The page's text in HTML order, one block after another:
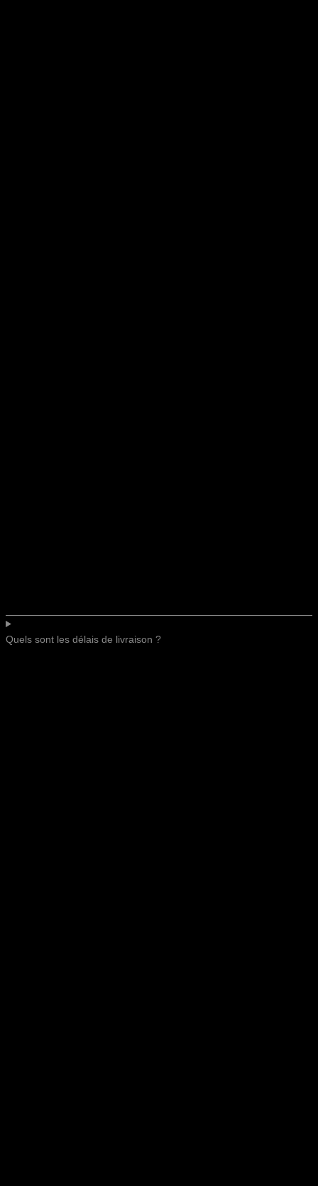
Quels sont les délais de livraison ?